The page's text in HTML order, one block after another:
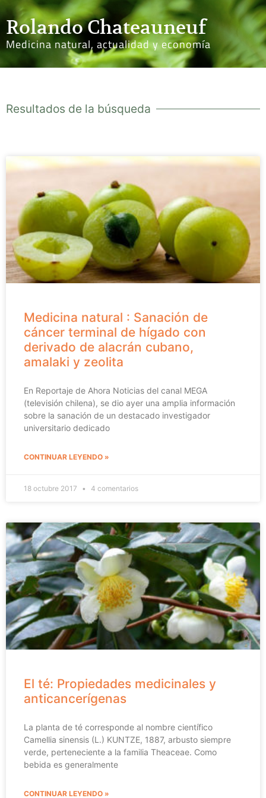
Rolando Chateauneuf
Medicina natural, actualidad y economía
Resultados de la búsqueda
Medicina natural : Sanación de
cáncer terminal de hígado con
derivado de alacrán cubano,
amalaki y zeolita
En Reportaje de Ahora Noticias del canal MEGA
(televisión chilena), se dio ayer una amplia información
sobre la sanación de un destacado investigador
universitario dedicado
CONTINUAR LEYENDO »
18 octubre 2017 4 comentarios
El té: Propiedades medicinales y
anticancerígenas
La planta de té corresponde al nombre científico
Camellia sinensis (L.) KUNTZE, 1887, arbusto siempre
verde, perteneciente a la familia Theaceae. Como
bebida es generalmente
CONTINUAR LEYENDO »